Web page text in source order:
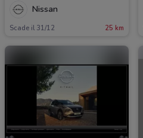
Nissan
Scade il 31/12 25 km